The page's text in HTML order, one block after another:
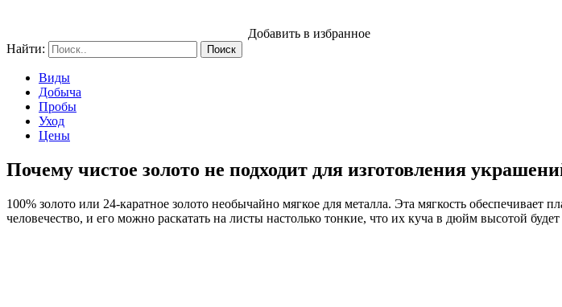
Добавить в избранное
Найти:
Виды
Добыча
Пробы
Уход
Цены
Почему чистое золото не подходит для изготовления
100% золото или 24-каратное золото необычайно мягкое для металла. Эта мягкость
человечество, и его можно раскатать на листы настолько тонкие, что их куча в дюйм высотой